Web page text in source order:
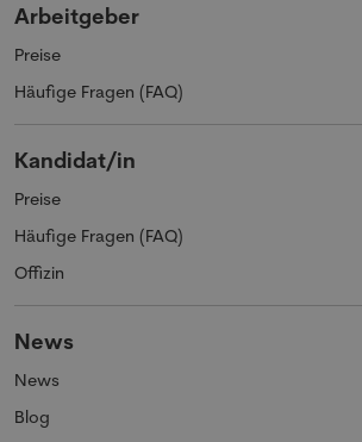
Arbeitgeber
Preise
Häufige Fragen (FAQ)
Kandidat/in
Preise
Häufige Fragen (FAQ)
Offizin
News
News
Blog